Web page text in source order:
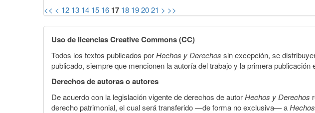
<< < 12 13 14 15 16 17 18 192021 > >>
Uso de licencias Creative Commons (CC)
Todos los textos publicados porHechos y Derechos sin excepción, se
publicado, siempre que mencionen la autoría del trabajo y la primera
Derechos de autoras o autores
De acuerdo con la legislación vigente de derechos de autorHechos y Derechos
derecho patrimonial, el cual será transferido —de forma no exclusiva— a